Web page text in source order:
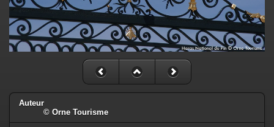
Auteur
© Orne Tourisme